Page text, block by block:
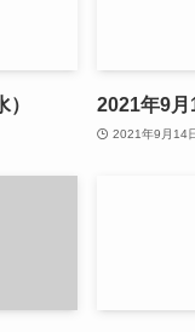
2021年9月
2021年9月14